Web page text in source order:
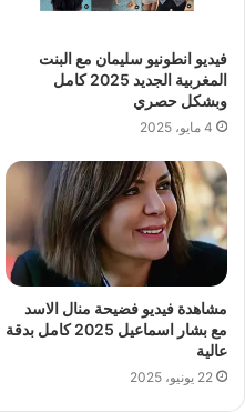
فيديو انطونيو سليمان مع البنت
المغربية الجديد 2025 كامل
وبشكل حصري
4 مايو، 2025
مشاهدة فيديو فضيحة منال الاسد
مع بشار اسماعيل 2025 كامل بدقة
عالية
22 يونيو، 2025